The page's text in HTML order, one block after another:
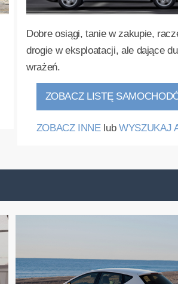
Dobre osiągi, tanie w zakupie,
drogie w eksploatacji, ale dające
wrażeń.
ZOBACZ LISTĘ
ZOBACZ INNElub WYSZUKAJ